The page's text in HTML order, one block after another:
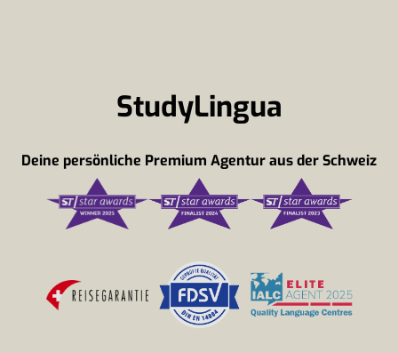
StudyLingua
Deine persönliche Premium Agentur aus der Schweiz